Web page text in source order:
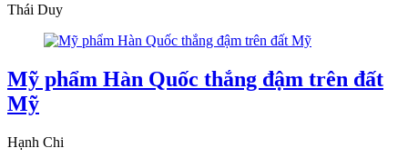
Thái Duy
Mỹ phẩm Hàn Quốc thắng đậm trên đất
Mỹ
Hạnh Chi